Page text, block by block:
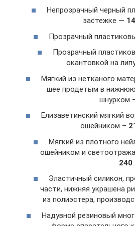
Непрозрачный черный
застежке —
Прозрачный
Прозрачный
окантовкой на
Мягкий из нетканого
шее продетым в
шнурком
Елизаветинский мягкий
ошейником –
Мягкий из плотного
ошейником и
240.
Эластичный силикон,
части, нижняя украшена
из полиэстера,
Надувной резиновый